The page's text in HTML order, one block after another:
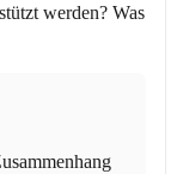
werden? Was